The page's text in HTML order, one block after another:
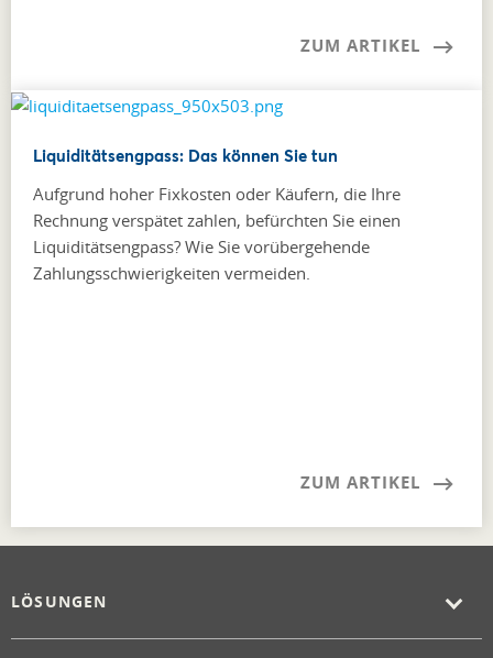
ZUM ARTIKEL
Liquiditätsengpass: Das können Sie tun
Aufgrund hoher Fixkosten oder Käufern, die Ihre
Rechnung verspätet zahlen, befürchten Sie einen
Liquiditätsengpass? Wie Sie vorübergehende
Zahlungsschwierigkeiten vermeiden.
ZUM ARTIKEL
LÖSUNGEN